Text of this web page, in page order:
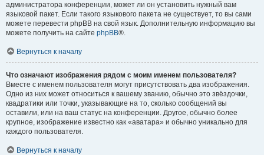
администратора конференции, может ли он установить нужный вам
языковой пакет. Если такого языкового пакета не существует, то вы сами
можете перевести phpBB на свой язык. Дополнительную информацию вы
можете получить на сайте phpBB®.
Вернуться к началу
Что означают изображения рядом с моим именем пользователя?
Вместе с именем пользователя могут присутствовать два изображения.
Одно из них может относиться к вашему званию, обычно это звёздочки,
квадратики или точки, указывающие на то, сколько сообщений вы
оставили, или на ваш статус на конференции. Другое, обычно более
крупное, изображение известно как «аватара» и обычно уникально для
каждого пользователя.
Вернуться к началу